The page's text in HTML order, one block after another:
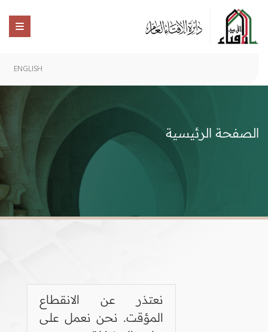
ENGLISH
الصفحة الرئيسية
نعتذر عن الانقطاع
المؤقت. نحن نعمل على